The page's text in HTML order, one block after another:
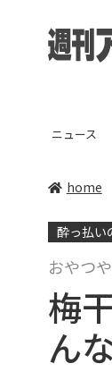
ニュース
home
酔っ払い
おやつ
梅
ん